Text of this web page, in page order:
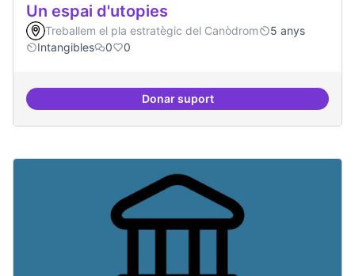
Un espai d'utopies
Treballem el pla estratègic del Canòdrom
5 anys
Intangibles
0 0
Donar suportUn espai d'utopies